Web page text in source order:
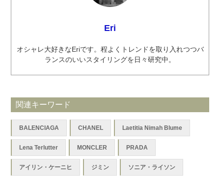
Eri
オシャレ大好きなEriです。程よくトレンドを取り入れつつバ
ランスのいいスタイリングを日々研究中。
関連キーワード
BALENCIAGA CHANEL Laetitia Nimah Blume
Lena Terlutter MONCLER PRADA
アイリン・ケーニヒ ジミン ソニア・ライソン